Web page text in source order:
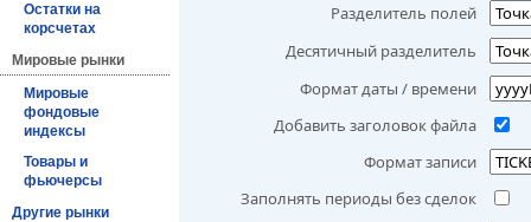
Остатки на
корсчетах
Мировые рынки
Мировые
фондовые
индексы
Товары и
фьючерсы
Другие рынки
Разделитель полей
Десятичный разделитель
Формат даты / времени
Добавить заголовок файла
Формат записи
Заполнять периоды без сделок